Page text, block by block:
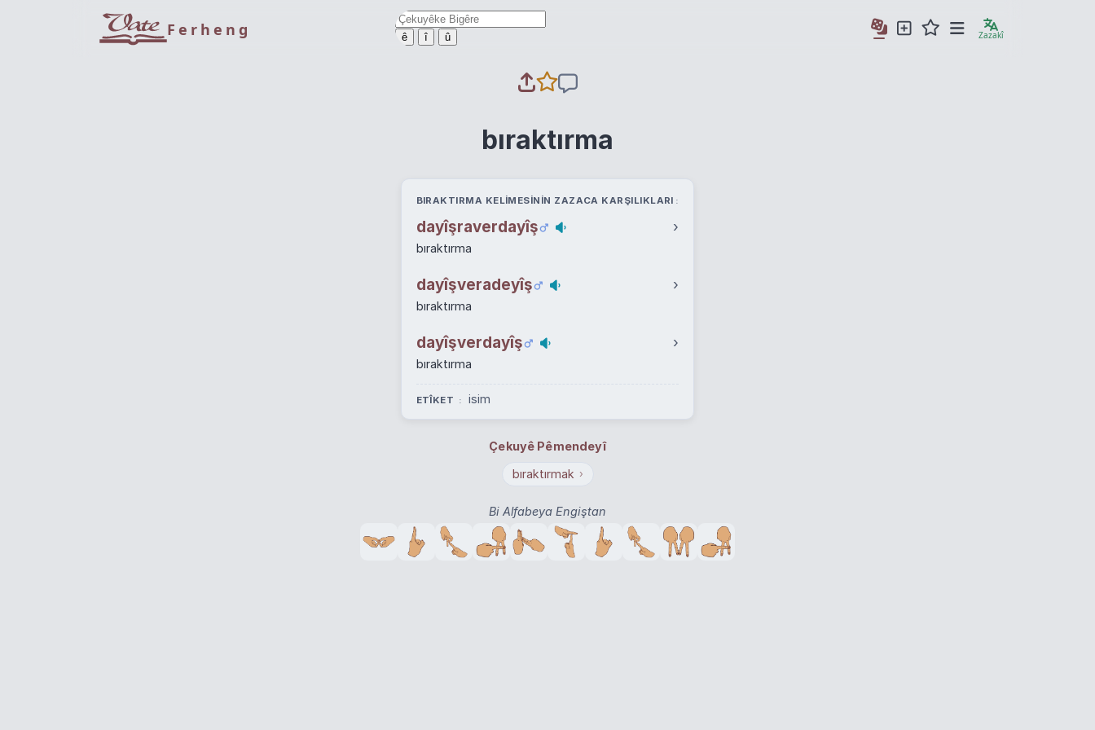
Ferheng ê î û Zazakî
bıraktırma
BIRAKTIRMA KELIMESININ ZAZACA KARŞILIKLARI
dayîşraverdayîş ›
bıraktırma
dayîşveradeyîş ›
bıraktırma
dayîşverdayîş ›
bıraktırma
ETÎKET isim
Çekuyê Pêmendeyî
bıraktırmak ›
Bi Alfabeya Engiştan